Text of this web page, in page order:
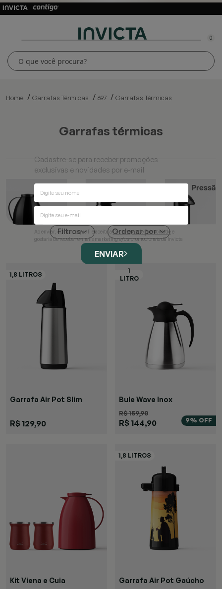
0
Home Garrafas Térmicas 697 Garrafas Térmicas
garrafas térmicas
Filtros Ordenar por
Garrafa Air Pot Slim
R$ 129,90
Bule Wave Inox
R$ 159,90
R$ 144,90 9% OFF
Kit Viena e Cuia Garrafa Air Pot Gaúcho
Cadastre-se para receber promoções
exclusivas e novidades por e-mail
Ao enviar, confirmo que li e aceito aDeclaração de Privacidadee
gostaria de receber e-mails marketing e/ou promocionais da Invicta
ENVIAR